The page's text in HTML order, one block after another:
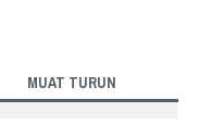
MUAT TURUN